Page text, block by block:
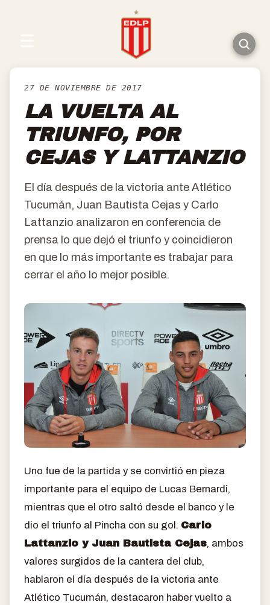
27 DE NOVIEMBRE DE 2017
LA VUELTA AL
TRIUNFO, POR
CEJAS Y LATTANZIO
El día después de la victoria ante Atlético
Tucumán, Juan Bautista Cejas y Carlo
Lattanzio analizaron en conferencia de
prensa lo que dejó el triunfo y coincidieron
en que lo más importante es trabajar para
cerrar el año lo mejor posible.
Uno fue de la partida y se convirtió en pieza
importante para el equipo de Lucas Bernardi,
mientras que el otro saltó desde el banco y le
dio el triunfo al Pincha con su gol. Carlo
Lattanzio y Juan Bautista Cejas, ambos
valores surgidos de la cantera del club,
hablaron el día después de la victoria ante
Atlético Tucumán, destacaron haber vuelto a